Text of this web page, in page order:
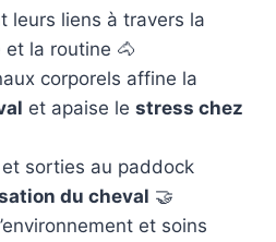
leurs liens à travers la
et la routine 🐴
corporels affine la
et apaise le stress chez
sorties au paddock
du cheval 🤝
et soins